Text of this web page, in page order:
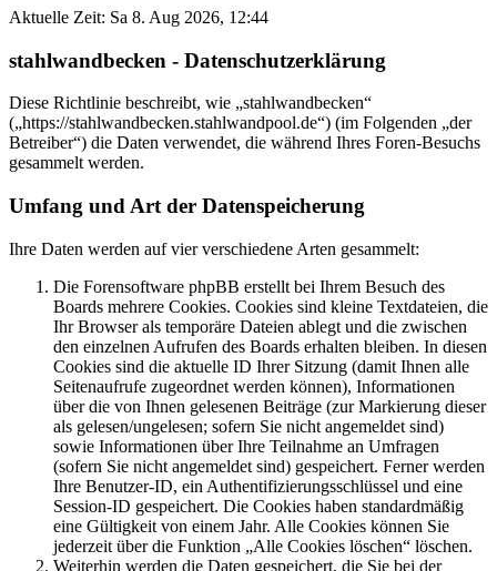
Aktuelle Zeit: Sa 8. Aug 2026, 12:44
stahlwandbecken - Datenschutzerklärung
Diese Richtlinie beschreibt, wie „stahlwandbecken“
(„https://stahlwandbecken.stahlwandpool.de“) (im Folgenden „der
Betreiber“) die Daten verwendet, die während Ihres Foren-Besuchs
gesammelt werden.
Umfang und Art der Datenspeicherung
Ihre Daten werden auf vier verschiedene Arten gesammelt:
Die Forensoftware phpBB erstellt bei Ihrem Besuch des
Boards mehrere Cookies. Cookies sind kleine Textdateien, die
Ihr Browser als temporäre Dateien ablegt und die zwischen
den einzelnen Aufrufen des Boards erhalten bleiben. In diesen
Cookies sind die aktuelle ID Ihrer Sitzung (damit Ihnen alle
Seitenaufrufe zugeordnet werden können), Informationen
über die von Ihnen gelesenen Beiträge (zur Markierung dieser
als gelesen/ungelesen; sofern Sie nicht angemeldet sind)
sowie Informationen über Ihre Teilnahme an Umfragen
(sofern Sie nicht angemeldet sind) gespeichert. Ferner werden
Ihre Benutzer-ID, ein Authentifizierungsschlüssel und eine
Session-ID gespeichert. Die Cookies haben standardmäßig
eine Gültigkeit von einem Jahr. Alle Cookies können Sie
jederzeit über die Funktion „Alle Cookies löschen“ löschen.
Weiterhin werden die Daten gespeichert, die Sie bei der